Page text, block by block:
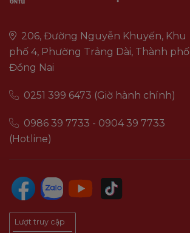
206, Đường Nguyễn Khuyến, Khu
phố 4, Phường Trảng Dài, Thành phố
Đồng Nai
0251 399 6473 (Giờ hành chính)
0986 39 7733 - 0904 39 7733
(Hotline)
Lượt truy cập